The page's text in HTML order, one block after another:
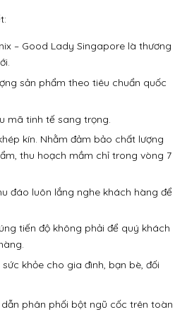
– Good Lady Singapore là thương
sản phẩm theo tiêu chuẩn quốc
mã tinh tế sang trọng.
kín. Nhằm đảm bảo chất lượng
thu hoạch mầm chỉ trong vòng 7
đáo luôn lắng nghe khách hàng để
tiến độ không phải để quý khách
khỏe cho gia đình, bạn bè, đối
phân phối bột ngũ cốc trên toàn